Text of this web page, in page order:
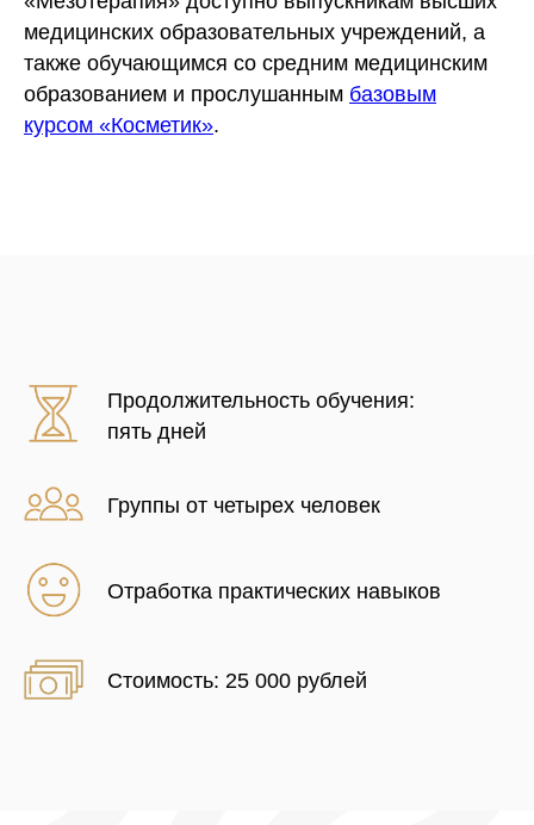
медицинских образовательных учреждений, а
также обучающимся со средним медицинским
образованием и прослушанным базовым
курсом «Косметик».
Продолжительность обучения:
пять дней
Группы от четырех человек
Отработка практических навыков
Стоимость: 25 000 рублей